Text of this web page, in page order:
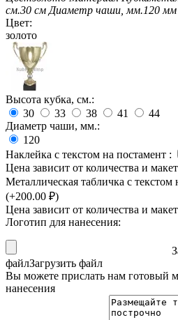
см.30 см Диаметр чаши, мм.120 мм
Цвет:
золото
Высота кубка, см.:
30
33 38 41
44
Диаметр чаши, мм.:
120
Наклейка с текстом на постамент :
Цена зависит от количества и
Металлическая табличка с текстом
(+200.00 ₽)
Цена зависит от количества и
Логотип для нанесения:
файлЗагрузить файл
Вы можете прислать нам готовый
нанесения